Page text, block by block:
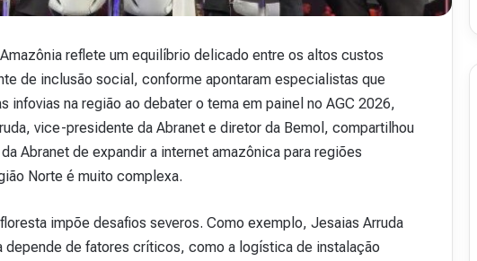
reflete um equilíbrio delicado entre os altos custos
de inclusão social, conforme apontaram especialistas que
infovias na região ao debater o tema em painel no AGC 2026,
vice-presidente da Abranet e diretor da Bemol, compartilhou
Abranet de expandir a internet amazônica para regiões
Norte é muito complexa.
impõe desafios severos. Como exemplo, Jesaias Arruda
depende de fatores críticos, como a logística de instalação